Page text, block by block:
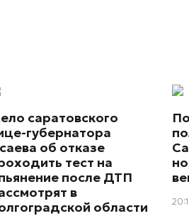
саратовского
губернатора
об отказе
тест на
после ДТП
в
области